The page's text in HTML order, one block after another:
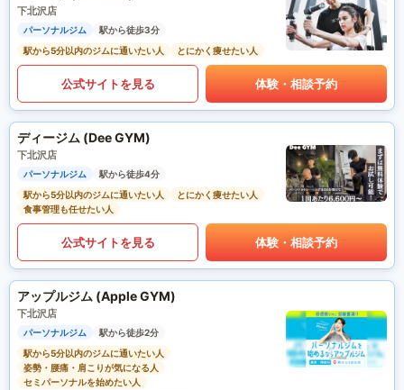
下北沢店
パーソナルジム
駅から徒歩3分
駅から5分以内のジムに通いたい人
とにかく痩せたい人
公式サイトを見る 体験・相談予約
ディージム (Dee GYM)
下北沢店
パーソナルジム
駅から徒歩4分
駅から5分以内のジムに通いたい人
とにかく痩せたい人
食事管理も任せたい人
公式サイトを見る 体験・相談予約
アップルジム (Apple GYM)
下北沢店
パーソナルジム
駅から徒歩2分
駅から5分以内のジムに通いたい人
姿勢・腰痛・肩こりが気になる人
セミパーソナルを始めたい人